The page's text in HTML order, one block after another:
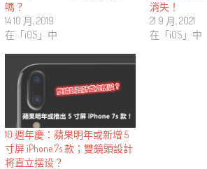
嗎？
14 10 月, 2019
在「iOS」中
消失！
21 9 月, 2021
在「iOS」中
10 週年慶：蘋果明年或新增 5
寸屏 iPhone 7s 款；雙鏡頭設計
将直立摆设？